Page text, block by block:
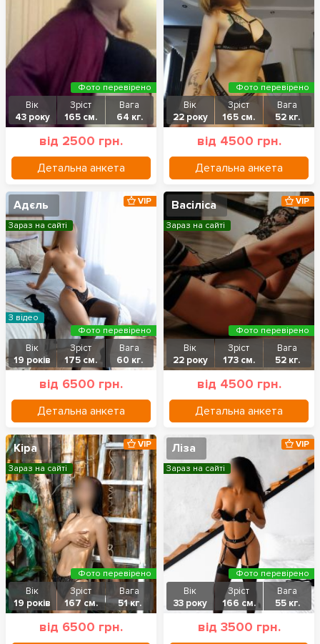
Вік
43 року
Зріст
165 см.
Вага
64 кг.
від 2500 грн.
Детальна анкета
Фото перевірено
Вік
22 року
Зріст
165 см.
Вага
52 кг.
від 4500 грн.
Детальна анкета
Фото перевірено
Адєль
Вік
19 років
Зріст
175 см.
Вага
60 кг.
від 6500 грн.
Детальна анкета
VIP
Зараз на сайті
З відео
Фото перевірено
Васіліса
Вік
22 року
Зріст
173 см.
Вага
52 кг.
від 4500 грн.
Детальна анкета
VIP
Зараз на сайті
Фото перевірено
Кіра
Вік
19 років
Зріст
167 см.
Вага
51 кг.
від 6500 грн.
VIP
Зараз на сайті
Фото перевірено
Ліза
Вік
33 року
Зріст
166 см.
Вага
55 кг.
від 3500 грн.
VIP
Зараз на сайті
Фото перевірено